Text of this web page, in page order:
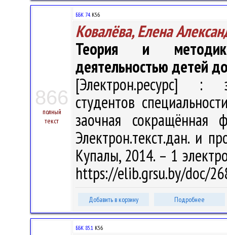
866
полный
текст
ББК 74.К56
Ковалёва, Елена
Теория и
деятельностью детей
[Электрон.ресурс] :
студентов
заочная
Электрон.текст.дан. и
Купалы, 2014. – 1
https://elib.grsu.by/doc/
Добавить в корзину Подробнее
ББК 85.1 К56